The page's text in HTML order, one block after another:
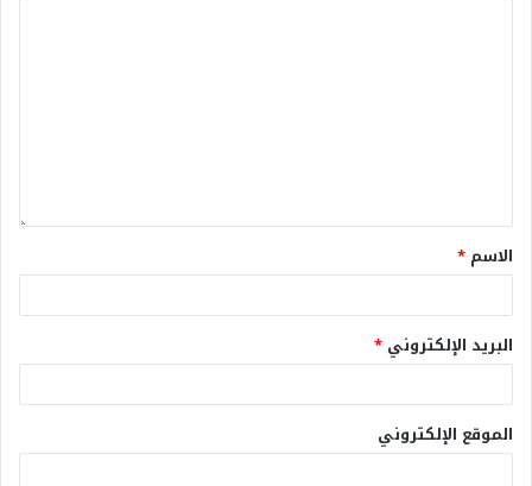
الاسم *
البريد الإلكتروني *
الموقع الإلكتروني